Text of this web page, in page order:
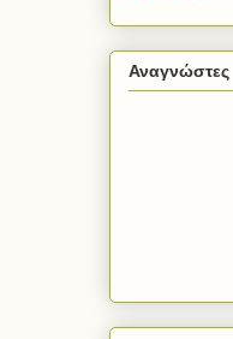
Αναγνώστες